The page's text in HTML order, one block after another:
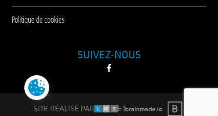
Politique de cookies
SUIVEZ-NOUS
Facebook
SITE RÉALISÉ PARLWS ETBRAINMADE